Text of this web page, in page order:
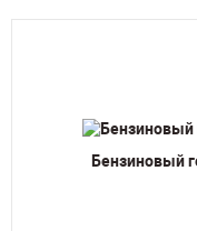
Бензиновый